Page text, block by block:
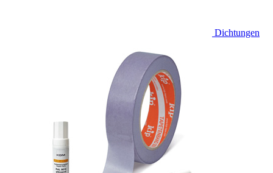
Dichtungen